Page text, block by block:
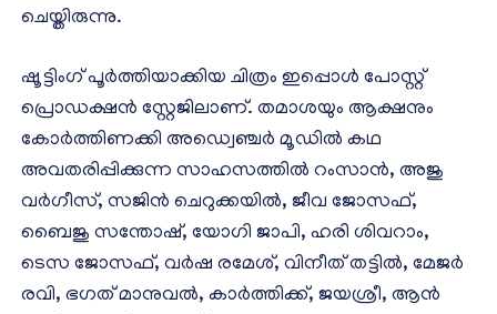
ചെയ്തിരുന്നു.
ഷൂട്ടിംഗ് പൂർത്തിയാക്കിയ ചിത്രം ഇപ്പൊൾ പോസ്റ്റ്
പ്രൊഡക്ഷൻ സ്റ്റേജിലാണ്. തമാശയും ആക്ഷനും
കോർത്തിണക്കി അഡ്വെഞ്ചർ മൂഡിൽ കഥ
അവതരിപ്പിക്കുന്ന സാഹസത്തിൽ റംസാൻ, അജു
വർഗീസ്, സജിൻ ചെറുക്കയിൽ, ജീവ ജോസഫ്,
ബൈജു സന്തോഷ്, യോഗി ജാപി, ഹരി ശിവറാം,
ടെസ ജോസഫ്, വർഷ രമേശ്, വിനീത് തട്ടിൽ, മേജർ
രവി, ഭഗത് മാനുവൽ, കാർത്തിക്ക്, ജയശ്രീ, ആൻ